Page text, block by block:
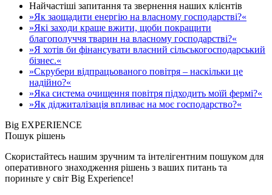
Найчастіші запитання та звернення наших клієнтів
»Як заощадити енергію на власному господарстві?«
»Які заходи краще вжити, щоби покращити
благополуччя тварин на власному господарстві?«
»Я хотів би фінансувати власний сільськогосподарський
бізнес.«
»Скрубери відпрацьованого повітря – наскільки це
надійно?«
»Яка система очищення повітря підходить моїй фермі?«
»Як діджиталізація впливає на моє господарство?«
Big EXPERIENCE
Пошук рішень
Скористайтесь нашим зручним та інтелігентним пошуком для
оперативного знаходження рішень з ваших питань та
пориньте у світ Big Experience!